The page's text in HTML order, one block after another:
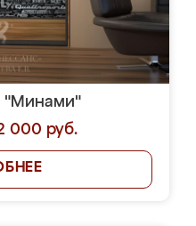
"Минами"
000 руб.